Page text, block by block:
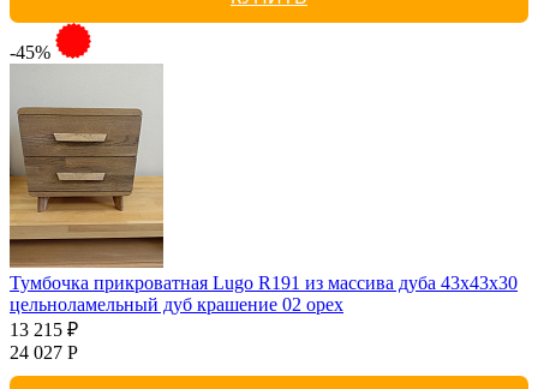
-45%
Тумбочка прикроватная Lugo R191 из массива дуба 43х43х30
цельноламельный дуб крашение 02 орех
13 215 ₽
24 027 Р